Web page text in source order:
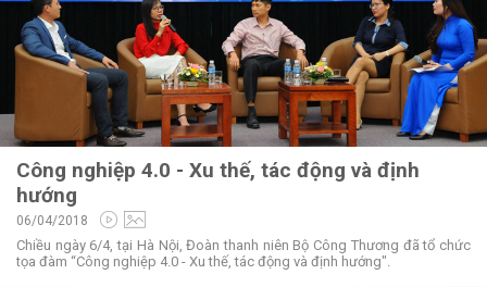
Công nghiệp 4.0 - Xu thế, tác động và định
hướng
06/04/2018
Chiều ngày 6/4, tại Hà Nội, Đoàn thanh niên Bộ Công Thương đã tổ chức
tọa đàm “Công nghiệp 4.0 - Xu thế, tác động và định hướng".